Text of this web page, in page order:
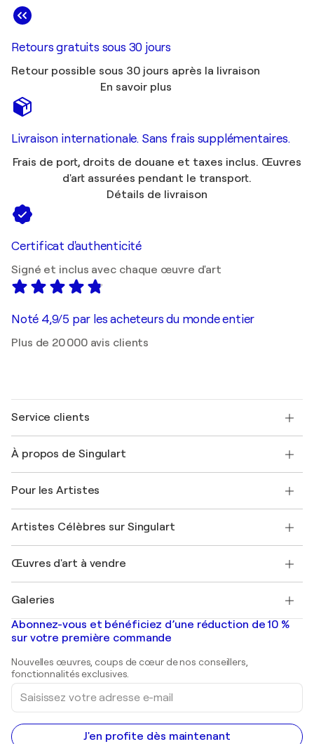
Retours gratuits sous 30 jours
Retour possible sous 30 jours après la livraison
En savoir plus
Livraison internationale. Sans frais supplémentaires.
Frais de port, droits de douane et taxes inclus. Œuvres
d'art assurées pendant le transport.
Détails de livraison
Certificat d'authenticité
Signé et inclus avec chaque œuvre d'art
Noté 4,9/5 par les acheteurs du monde entier
Plus de 20 000 avis clients
Service clients
Expédition
Offrir une carte cadeau
Rejoignez notre programme commercial
Mon compte
+33 1 76 44 06 42
À propos de Singulart
FAQ
Magazine Singulart
Emplois
Découvrez une sélection d'art original
Pour les Artistes
Se connecter en tant qu'Artiste
Artistes Célèbres sur Singulart
Marc Chagall
Banksy
Mr. Brainwash
Shepard Fairey
Œuvres d'art à vendre
Tableaux abstraits à vendre
Peintures de paysage
Estampes
Peintures acryliques
Galeries
Galeries d'art en France
Galeries d'art en Belgique
Abonnez-vous et bénéficiez d’une réduction de 10 %
sur votre première commande
Nouvelles œuvres, coups de cœur de nos conseillers,
fonctionnalités exclusives.
Saisissez
votre
adresse
e-
mail
J'en profite dès maintenant